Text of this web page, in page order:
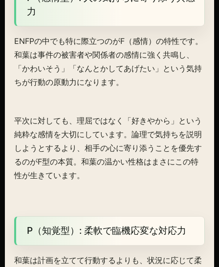
力
ENFPの中でも特に際立つのがF（感情）の特性です。
和葉は事件の被害者や関係者の感情に強く共鳴し、
「かわいそう」「なんとかしてあげたい」という気持
ちが行動の原動力になります。
平次に対しても、理屈ではなく「好きやから」という
純粋な感情を大切にしています。論理で気持ちを説明
しようとするより、相手の心に寄り添うことを優先す
るのがF型の本質。和葉の温かい性格はまさにこの特
性が生きています。
P（知覚型）: 柔軟で臨機応変な対応力
和葉は計画を立てて行動するよりも、状況に応じて柔